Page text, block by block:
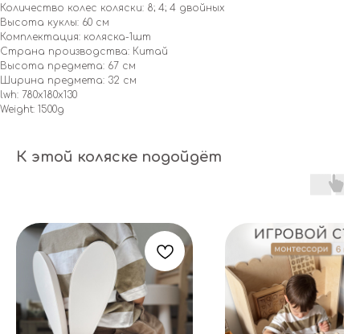
Количество колес коляски: 8; 4; 4 двойных
Высота куклы: 60 см
Комплектация: коляска-1шт
Страна производства: Китай
Высота предмета: 67 см
Ширина предмета: 32 см
lwh: 780x180x130
Weight: 1500g
К этой коляске подойдёт